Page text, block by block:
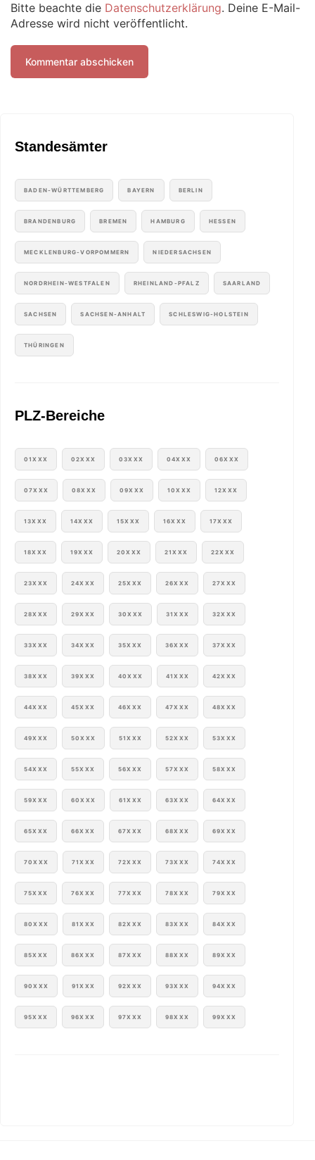
Bitte beachte die Datenschutzerklärung. Deine E-Mail-
Adresse wird nicht veröffentlicht.
Standesämter
BADEN-WÜRTTEMBERG BAYERN BERLIN
BRANDENBURG BREMEN HAMBURG HESSEN
MECKLENBURG-VORPOMMERN NIEDERSACHSEN
NORDRHEIN-WESTFALEN RHEINLAND-PFALZ SAARLAND
SACHSEN SACHSEN-ANHALT SCHLESWIG-HOLSTEIN
THÜRINGEN
PLZ-Bereiche
01XXX 02XXX 03XXX 04XXX 06XXX
07XXX 08XXX 09XXX 10XXX 12XXX
13XXX 14XXX 15XXX 16XXX 17XXX
18XXX 19XXX 20XXX 21XXX 22XXX
23XXX 24XXX 25XXX 26XXX 27XXX
28XXX 29XXX 30XXX 31XXX 32XXX
33XXX 34XXX 35XXX 36XXX 37XXX
38XXX 39XXX 40XXX 41XXX 42XXX
44XXX 45XXX 46XXX 47XXX 48XXX
49XXX 50XXX 51XXX 52XXX 53XXX
54XXX 55XXX 56XXX 57XXX 58XXX
59XXX 60XXX 61XXX 63XXX 64XXX
65XXX 66XXX 67XXX 68XXX 69XXX
70XXX 71XXX 72XXX 73XXX 74XXX
75XXX 76XXX 77XXX 78XXX 79XXX
80XXX 81XXX 82XXX 83XXX 84XXX
85XXX 86XXX 87XXX 88XXX 89XXX
90XXX 91XXX 92XXX 93XXX 94XXX
95XXX 96XXX 97XXX 98XXX 99XXX